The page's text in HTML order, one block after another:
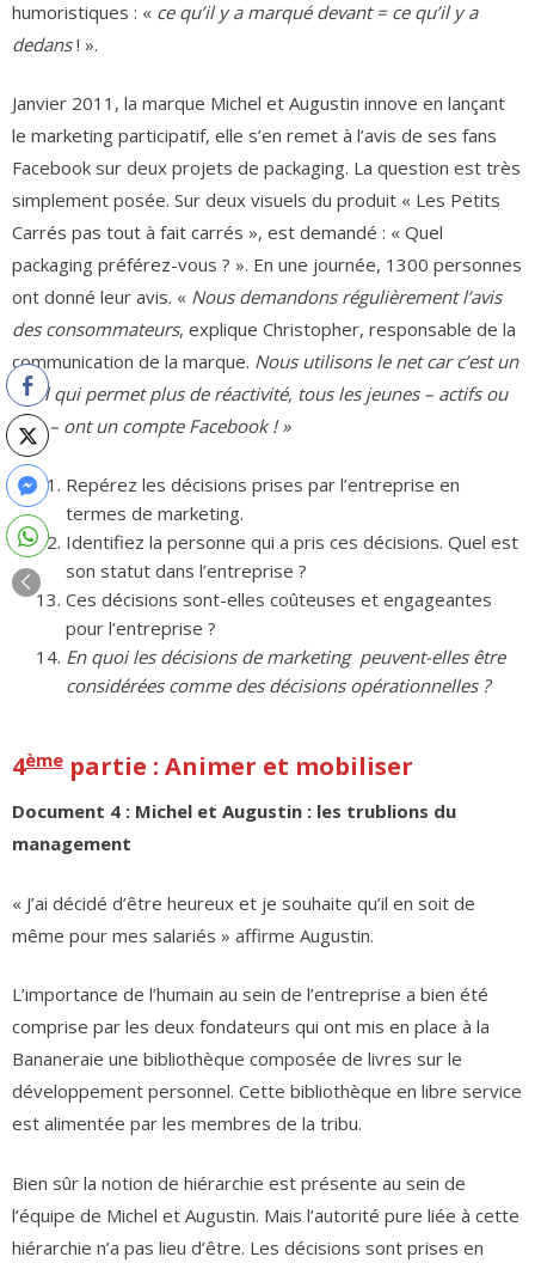
humoristiques : « ce qu’il y a marqué devant = ce qu’il y a
dedans! ».
Janvier 2011, la marque Michel et Augustin innove en lançant
le marketing participatif, elle s’en remet à l’avis de ses fans
Facebook sur deux projets de packaging. La question est très
simplement posée. Sur deux visuels du produit « Les Petits
Carrés pas tout à fait carrés », est demandé : « Quel
packaging préférez-vous ? ». En une journée, 1300 personnes
ont donné leur avis. « Nous demandons régulièrement l’avis
des consommateurs, explique Christopher, responsable de la
communication de la marque. Nous utilisons le net car c’est un
outil qui permet plus de réactivité, tous les jeunes – actifs ou
non – ont un compte Facebook ! »
Repérez les décisions prises par l’entreprise en
termes de marketing.
Identifiez la personne qui a pris ces décisions. Quel est
son statut dans l’entreprise ?
Ces décisions sont-elles coûteuses et engageantes
pour l’entreprise ?
En quoi les décisions de marketing peuvent-elles être
considérées comme des décisions opérationnelles ?
4ème partie : Animer et mobiliser
Document 4 : Michel et Augustin : les trublions du
management
« J’ai décidé d’être heureux et je souhaite qu’il en soit de
même pour mes salariés » affirme Augustin.
L’importance de l’humain au sein de l’entreprise a bien été
comprise par les deux fondateurs qui ont mis en place à la
Bananeraie une bibliothèque composée de livres sur le
développement personnel. Cette bibliothèque en libre service
est alimentée par les membres de la tribu.
Bien sûr la notion de hiérarchie est présente au sein de
l’équipe de Michel et Augustin. Mais l’autorité pure liée à cette
hiérarchie n’a pas lieu d’être. Les décisions sont prises en